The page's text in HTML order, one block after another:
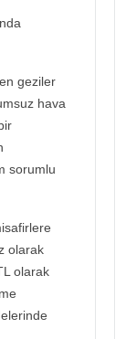
geziler
hava
sorumlu
olarak
olarak